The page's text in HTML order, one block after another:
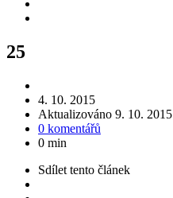
25
4. 10. 2015
Aktualizováno 9. 10. 2015
0 komentářů
0 min
Sdílet tento článek